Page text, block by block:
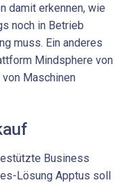
damit erkennen, wie
noch in Betrieb
muss. Ein anderes
Mindsphere von
Maschinen
Business
Lösung Apptus soll